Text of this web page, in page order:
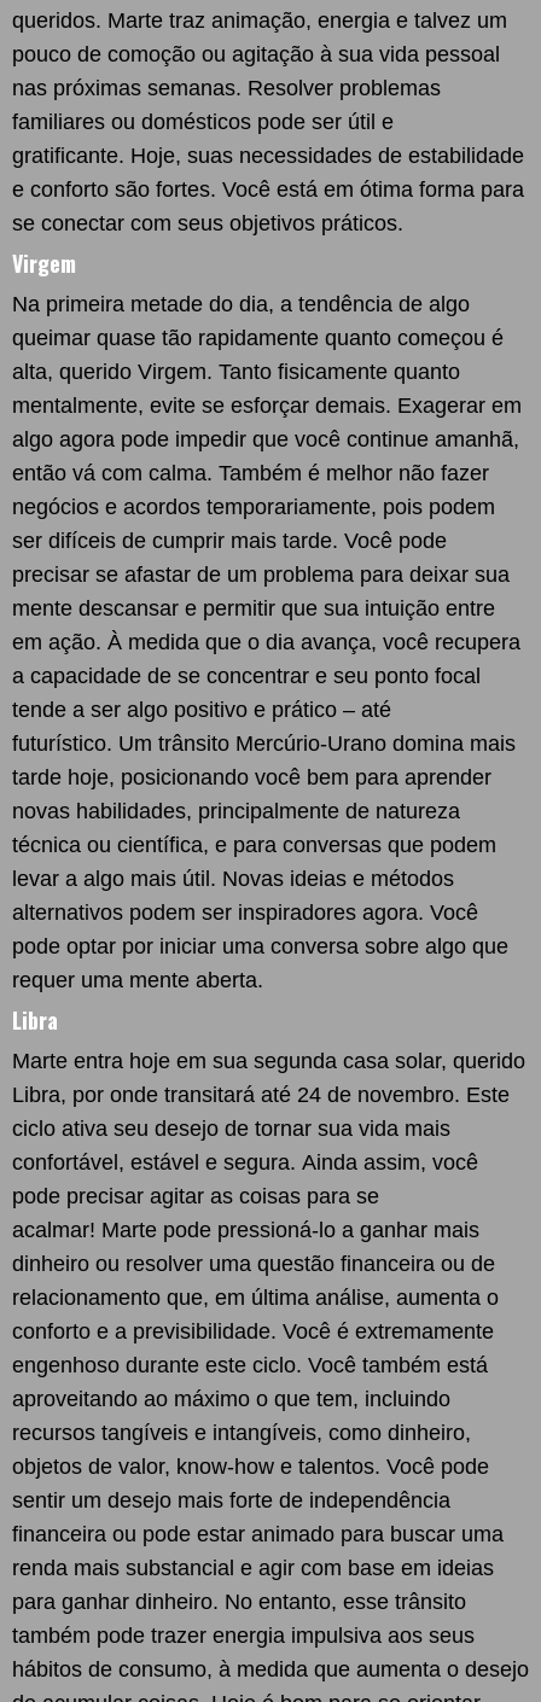
queridos. Marte traz animação, energia e talvez um
pouco de comoção ou agitação à sua vida pessoal
nas próximas semanas. Resolver problemas
familiares ou domésticos pode ser útil e
gratificante. Hoje, suas necessidades de estabilidade
e conforto são fortes. Você está em ótima forma para
se conectar com seus objetivos práticos.
Virgem
Na primeira metade do dia, a tendência de algo
queimar quase tão rapidamente quanto começou é
alta, querido Virgem. Tanto fisicamente quanto
mentalmente, evite se esforçar demais. Exagerar em
algo agora pode impedir que você continue amanhã,
então vá com calma. Também é melhor não fazer
negócios e acordos temporariamente, pois podem
ser difíceis de cumprir mais tarde. Você pode
precisar se afastar de um problema para deixar sua
mente descansar e permitir que sua intuição entre
em ação. À medida que o dia avança, você recupera
a capacidade de se concentrar e seu ponto focal
tende a ser algo positivo e prático – até
futurístico. Um trânsito Mercúrio-Urano domina mais
tarde hoje, posicionando você bem para aprender
novas habilidades, principalmente de natureza
técnica ou científica, e para conversas que podem
levar a algo mais útil. Novas ideias e métodos
alternativos podem ser inspiradores agora. Você
pode optar por iniciar uma conversa sobre algo que
requer uma mente aberta.
Libra
Marte entra hoje em sua segunda casa solar, querido
Libra, por onde transitará até 24 de novembro. Este
ciclo ativa seu desejo de tornar sua vida mais
confortável, estável e segura. Ainda assim, você
pode precisar agitar as coisas para se
acalmar! Marte pode pressioná-lo a ganhar mais
dinheiro ou resolver uma questão financeira ou de
relacionamento que, em última análise, aumenta o
conforto e a previsibilidade. Você é extremamente
engenhoso durante este ciclo. Você também está
aproveitando ao máximo o que tem, incluindo
recursos tangíveis e intangíveis, como dinheiro,
objetos de valor, know-how e talentos. Você pode
sentir um desejo mais forte de independência
financeira ou pode estar animado para buscar uma
renda mais substancial e agir com base em ideias
para ganhar dinheiro. No entanto, esse trânsito
também pode trazer energia impulsiva aos seus
hábitos de consumo, à medida que aumenta o desejo